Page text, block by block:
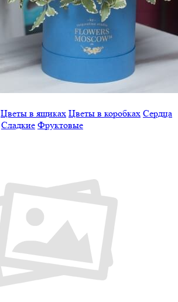
Цветы в ящиках Цветы в коробках Сердца
Сладкие Фруктовые